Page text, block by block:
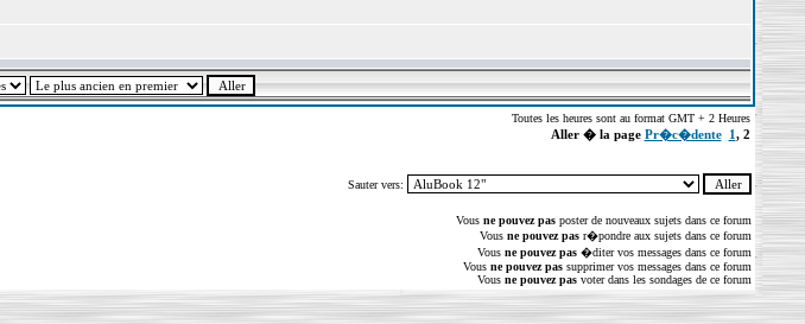
Toutes les heures sont au format GMT + 2 Heures
Aller � la page Pr�c�dente 1, 2
Sauter vers:
Vous ne pouvez pasposter de nouveaux sujets dans ce forum
Vous ne pouvez pasr�pondre aux sujets dans ce forum
Vous ne pouvez pas�diter vos messages dans ce forum
Vous ne pouvez passupprimer vos messages dans ce forum
Vous ne pouvez pasvoter dans les sondages de ce forum